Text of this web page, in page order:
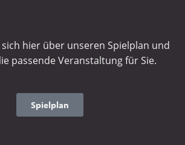
hier über unseren Spielplan und
passende Veranstaltung für Sie.
Spielplan